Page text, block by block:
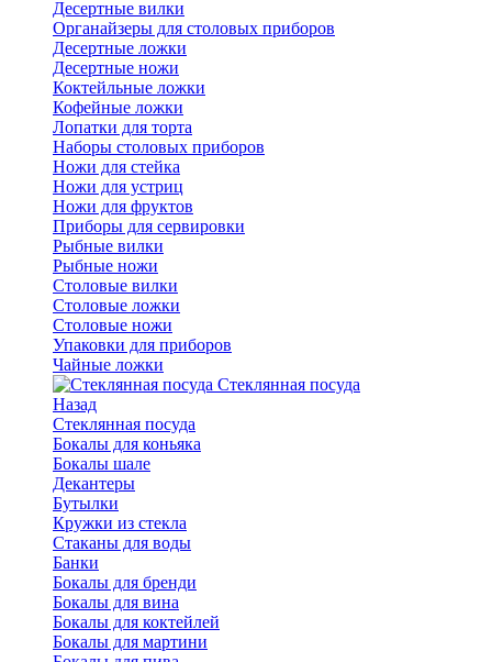
Десертные вилки
Органайзеры для столовых приборов
Десертные ложки
Десертные ножи
Коктейльные ложки
Кофейные ложки
Лопатки для торта
Наборы столовых приборов
Ножи для стейка
Ножи для устриц
Ножи для фруктов
Приборы для сервировки
Рыбные вилки
Рыбные ножи
Столовые вилки
Столовые ложки
Столовые ножи
Упаковки для приборов
Чайные ложки
Стеклянная посуда
Назад
Стеклянная посуда
Бокалы для коньяка
Бокалы шале
Декантеры
Бутылки
Кружки из стекла
Стаканы для воды
Банки
Бокалы для бренди
Бокалы для вина
Бокалы для коктейлей
Бокалы для мартини